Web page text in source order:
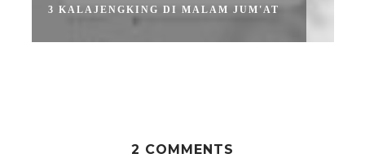
3 KALAJENGKING DI MALAM JUM'AT
2 COMMENTS